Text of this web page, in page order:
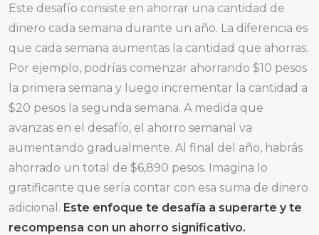
Este desafío consiste en ahorrar una cantidad de
dinero cada semana durante un año. La diferencia es
que cada semana aumentas la cantidad que ahorras.
Por ejemplo, podrías comenzar ahorrando $10 pesos
la primera semana y luego incrementar la cantidad a
$20 pesos la segunda semana. A medida que
avanzas en el desafío, el ahorro semanal va
aumentando gradualmente. Al final del año, habrás
ahorrado un total de $6,890 pesos. Imagina lo
gratificante que sería contar con esa suma de dinero
adicional. Este enfoque te desafía a superarte y te
recompensa con un ahorro significativo.